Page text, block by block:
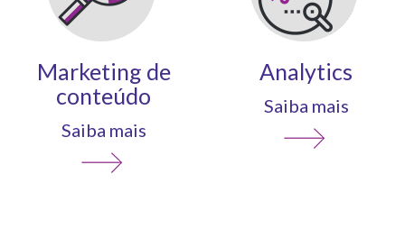
Marketing de
conteúdo
Saiba mais
Analytics
Saiba mais